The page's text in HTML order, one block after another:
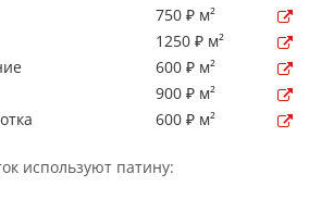
750 ₽ м²
1250 ₽ м²
600 ₽ м²
900 ₽ м²
600 ₽ м²
используют патину: